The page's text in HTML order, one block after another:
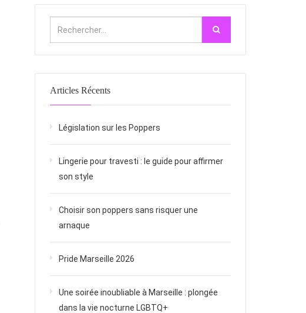
Articles Récents
Législation sur les Poppers
Lingerie pour travesti : le guide pour affirmer
son style
Choisir son poppers sans risquer une
arnaque
Pride Marseille 2026
Une soirée inoubliable à Marseille : plongée
dans la vie nocturne LGBTQ+